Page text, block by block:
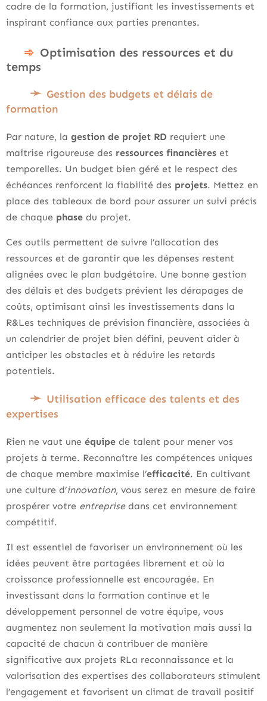
cadre de la formation, justifiant les investissements et
inspirant confiance aux parties prenantes.
Optimisation des ressources et du
temps
Gestion des budgets et délais de
formation
Par nature, la gestion de projet RD requiert une
maîtrise rigoureuse des ressources financières et
temporelles. Un budget bien géré et le respect des
échéances renforcent la fiabilité des projets. Mettez en
place des tableaux de bord pour assurer un suivi précis
de chaque phase du projet.
Ces outils permettent de suivre l’allocation des
ressources et de garantir que les dépenses restent
alignées avec le plan budgétaire. Une bonne gestion
des délais et des budgets prévient les dérapages de
coûts, optimisant ainsi les investissements dans la
R&Les techniques de prévision financière, associées à
un calendrier de projet bien défini, peuvent aider à
anticiper les obstacles et à réduire les retards
potentiels.
Utilisation efficace des talents et des
expertises
Rien ne vaut une équipe de talent pour mener vos
projets à terme. Reconnaître les compétences uniques
de chaque membre maximise l’efficacité. En cultivant
une culture d’innovation, vous serez en mesure de faire
prospérer votre entreprisedans cet environnement
compétitif.
Il est essentiel de favoriser un environnement où les
idées peuvent être partagées librement et où la
croissance professionnelle est encouragée. En
investissant dans la formation continue et le
développement personnel de votre équipe, vous
augmentez non seulement la motivation mais aussi la
capacité de chacun à contribuer de manière
significative aux projets RLa reconnaissance et la
valorisation des expertises des collaborateurs stimulent
l’engagement et favorisent un climat de travail positif